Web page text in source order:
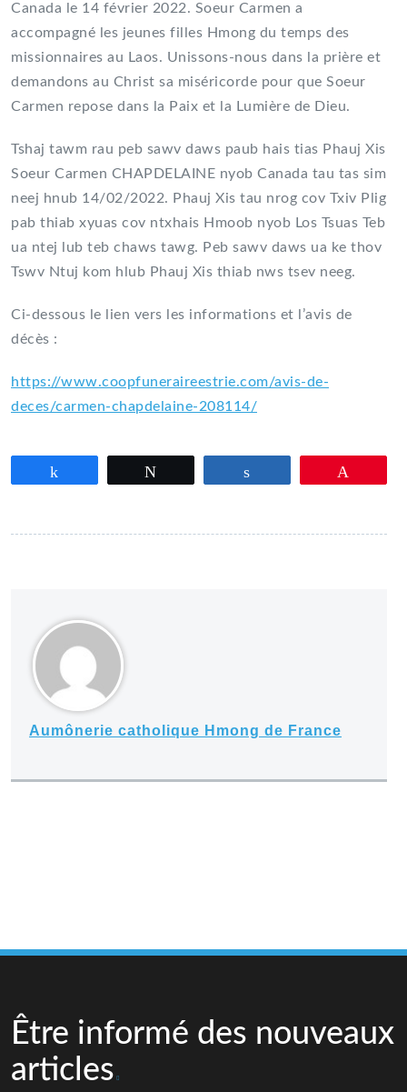
Canada le 14 février 2022. Soeur Carmen a
accompagné les jeunes filles Hmong du temps des
missionnaires au Laos. Unissons-nous dans la prière et
demandons au Christ sa miséricorde pour que Soeur
Carmen repose dans la Paix et la Lumière de Dieu.
Tshaj tawm rau peb sawv daws paub hais tias Phauj Xis
Soeur Carmen CHAPDELAINE nyob Canada tau tas sim
neej hnub 14/02/2022. Phauj Xis tau nrog cov Txiv Plig
pab thiab xyuas cov ntxhais Hmoob nyob Los Tsuas Teb
ua ntej lub teb chaws tawg. Peb sawv daws ua ke thov
Tswv Ntuj kom hlub Phauj Xis thiab nws tsev neeg.
Ci-dessous le lien vers les informations et l’avis de
décès :
https://www.coopfuneraireestrie.com/avis-de-
deces/carmen-chapdelaine-208114/
Aumônerie catholique Hmong de France
Être informé des nouveaux
articles